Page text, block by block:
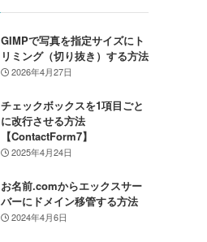
GIMPで写真を指定サイズにト
リミング（切り抜き）する方法
2026年4月27日
チェックボックスを1項目ごと
に改行させる方法
【ContactForm7】
2025年4月24日
お名前.comからエックスサー
バーにドメイン移管する方法
2024年4月6日